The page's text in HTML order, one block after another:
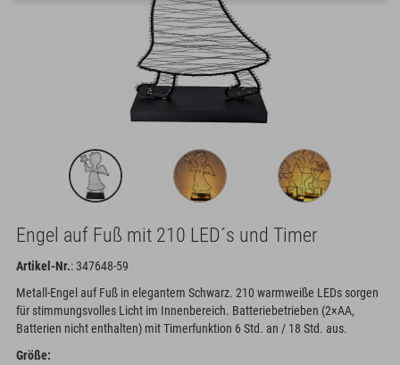
Engel auf Fuß mit 210 LED´s und Timer
Artikel-Nr.: 347648-59
Metall-Engel auf Fuß in elegantem Schwarz. 210 warmweiße LEDs sorgen
für stimmungsvolles Licht im Innenbereich. Batteriebetrieben (2×AA,
Batterien nicht enthalten) mit Timerfunktion 6 Std. an / 18 Std. aus.
Größe: